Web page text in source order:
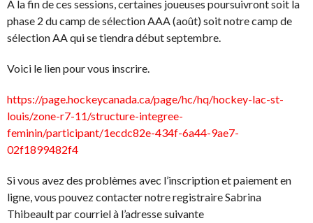
À la fin de ces sessions, certaines joueuses poursuivront soit la
phase 2 du camp de sélection AAA (août) soit notre camp de
sélection AA qui se tiendra début septembre.
Voici le lien pour vous inscrire.
https://page.hockeycanada.ca/page/hc/hq/hockey-lac-st-
louis/zone-r7-11/structure-integree-
feminin/participant/1ecdc82e-434f-6a44-9ae7-
02f1899482f4
Si vous avez des problèmes avec l’inscription et paiement en
ligne, vous pouvez contacter notre registraire Sabrina
Thibeault par courriel à l’adresse suivante